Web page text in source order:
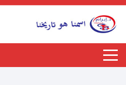
التجاوز
المحتوى